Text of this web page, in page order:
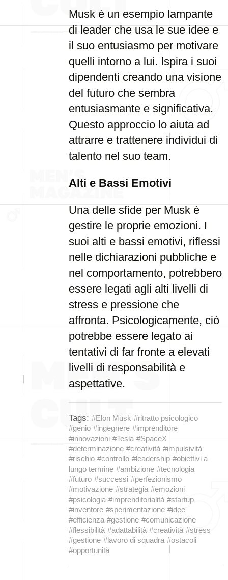
Musk è un esempio lampante
di leader che usa le sue idee e
il suo entusiasmo per motivare
quelli intorno a lui. Ispira i suoi
dipendenti creando una visione
del futuro che sembra
entusiasmante e significativa.
Questo approccio lo aiuta ad
attrarre e trattenere individui di
talento nel suo team.
Alti e Bassi Emotivi
Una delle sfide per Musk è
gestire le proprie emozioni. I
suoi alti e bassi emotivi, riflessi
nelle dichiarazioni pubbliche e
nel comportamento, potrebbero
essere legati agli alti livelli di
stress e pressione che
affronta. Psicologicamente, ciò
potrebbe essere legato ai
tentativi di far fronte a elevati
livelli di responsabilità e
aspettative.
Tags: #Elon Musk #ritratto psicologico
#genio #ingegnere #imprenditore
#innovazioni #Tesla #SpaceX
#determinazione #creatività #impulsività
#rischio #controllo #leadership #obiettivi a
lungo termine #ambizione #tecnologia
#futuro #successi #perfezionismo
#motivazione #strategia #emozioni
#psicologia #imprenditorialità #startup
#inventore #sperimentazione #idee
#efficienza #gestione #comunicazione
#flessibilità #adattabilità #creatività #stress
#gestione #lavoro di squadra #ostacoli
#opportunità